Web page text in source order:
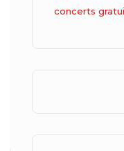
concerts